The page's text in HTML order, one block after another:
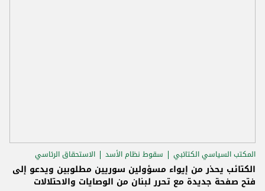
المكتب السياسي الكتائبي سقوط نظام الأسد الاستحقاق الرئاسي
الكتائب يحذر من إيواء مسؤولين سوريين مطلوبين ويدعو إلى
فتح صفحة جديدة مع تحرر لبنان من الوصايات والاحتلالات